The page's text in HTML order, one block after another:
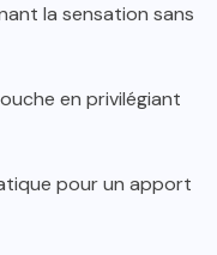
la sensation sans
en privilégiant
pour un apport